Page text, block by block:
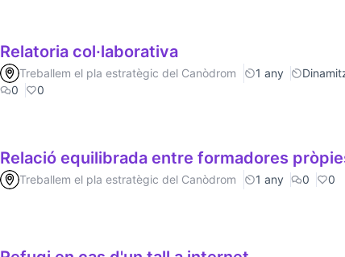
Relatoria col·laborativa
Treballem el pla estratègic del Canòdrom 1 any
0
0
Relació equilibrada entre formadores
Treballem el pla estratègic del Canòdrom 1 any 0 0